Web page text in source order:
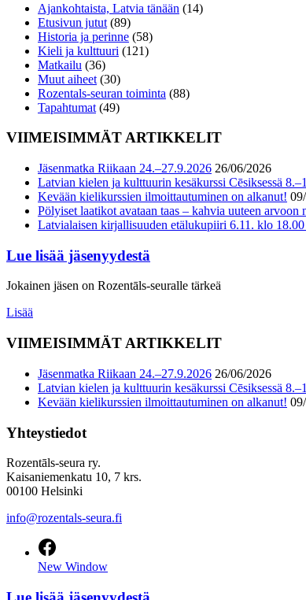
Ajankohtaista, Latvia tänään (14)
Etusivun jutut (89)
Historia ja perinne (58)
Kieli ja kulttuuri (121)
Matkailu (36)
Muut aiheet (30)
Rozentals-seuran toiminta (88)
Tapahtumat (49)
VIIMEISIMMÄT ARTIKKELIT
Jäsenmatka Riikaan 24.–27.9.2026 26/06/2026
Latvian kielen ja kulttuurin kesäkurssi Cēsiksessä
Kevään kielikurssien ilmoittautuminen on alkanut!
Pölyiset laatikot avataan taas – kahvia uuteen arvoon
Latvialaisen kirjallisuuden etälukupiiri 6.11. klo
Lue lisää jäsenyydestä
Jokainen jäsen on Rozentāls-seuralle tärkeä
Lisää
VIIMEISIMMÄT ARTIKKELIT
Jäsenmatka Riikaan 24.–27.9.2026 26/06/2026
Latvian kielen ja kulttuurin kesäkurssi Cēsiksessä
Kevään kielikurssien ilmoittautuminen on alkanut!
Yhteystiedot
Rozentāls-seura ry.
Kaisaniemenkatu 10, 7 krs.
00100 Helsinki
info@rozentals-seura.fi
New Window